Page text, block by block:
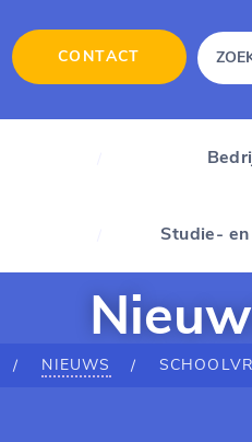
CONTACT
Studie-
NIEUWS